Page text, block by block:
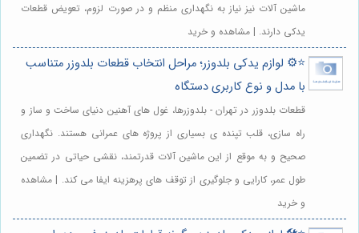
ماشین آلات نیز نیاز به نگهداری منظم و در صورت لزوم، تعویض قطعات
یدکی دارند. | مشاهده و خرید
⭐️⚙️ لوازم یدکی بلدوزر؛ مراحل انتخاب قطعات بلدوزر متناسب
با مدل و نوع کاربری دستگاه
قطعات بلدوزر در تهران - بلدوزرها، غول های آهنین دنیای ساخت و ساز و
راه سازی، قلب تپنده ی بسیاری از پروژه های عمرانی هستند. نگهداری
صحیح و به موقع از این ماشین آلات قدرتمند، نقشی حیاتی در تضمین
طول عمر، کارایی و جلوگیری از توقف های پرهزینه ایفا می کند. | مشاهده
و خرید